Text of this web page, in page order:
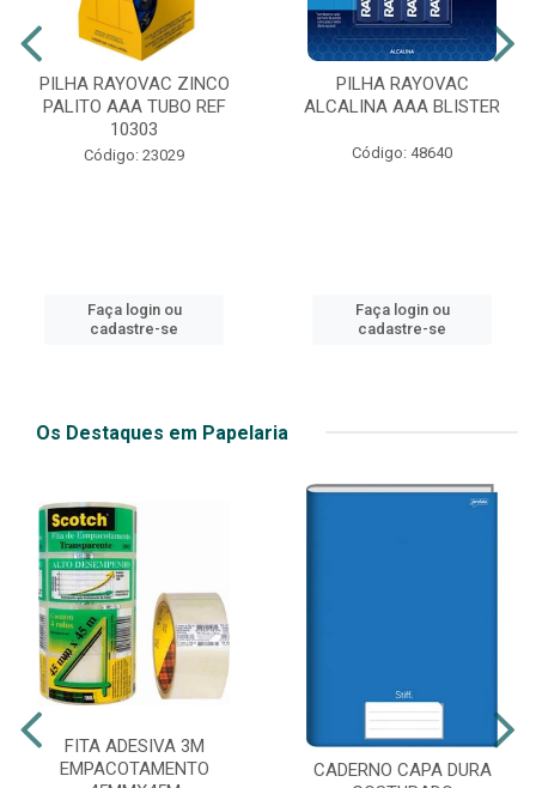
PILHA RAYOVAC ZINCO
PALITO AAA TUBO REF
10303
Código: 23029
Faça login ou
cadastre-se
PILHA RAYOVAC
ALCALINA AAA BLISTER
Código: 48640
Faça login ou
cadastre-se
Os Destaques em Papelaria
FITA ADESIVA 3M
EMPACOTAMENTO
CADERNO CAPA DURA